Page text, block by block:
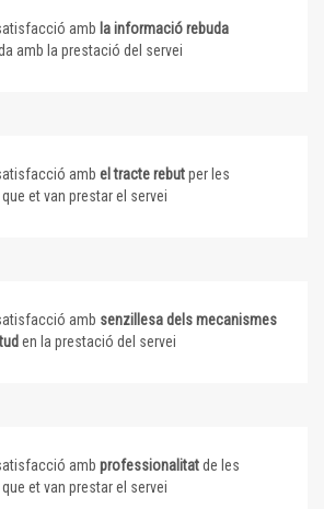
amb la informació rebuda
amb la prestació del servei
amb el tracte rebutper les
et van prestar el servei
amb senzillesa dels mecanismes
en la prestació del servei
amb professionalitatde les
et van prestar el servei